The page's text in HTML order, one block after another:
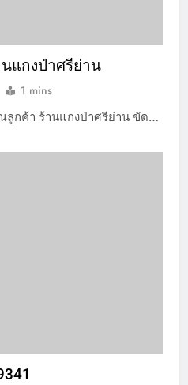
แกงป่าศรีย่าน
1 mins
ลูกค้า ร้านแกงป่าศรีย่าน ขัด…